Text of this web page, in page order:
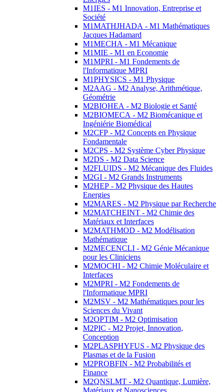
M1IES - M1 Innovation, Entreprise et
Société
M1MATHJHADA - M1 Mathématiques
Jacques Hadamard
M1MECHA - M1 Mécanique
M1MIE - M1 en Economie
M1MPRI - M1 Fondements de
l'Informatique MPRI
M1PHYSICS - M1 Physique
M2AAG - M2 Analyse, Arithmétique,
Géométrie
M2BIOHEA - M2 Biologie et Santé
M2BIOMECA - M2 Biomécanique et
Ingéniérie Biomédical
M2CFP - M2 Concepts en Physique
Fondamentale
M2CPS - M2 Système Cyber Physique
M2DS - M2 Data Science
M2FLUIDS - M2 Mécanique des Fluides
M2GI - M2 Grands Instruments
M2HEP - M2 Physique des Hautes
Energies
M2MARES - M2 Physique par Recherche
M2MATCHEINT - M2 Chimie des
Matériaux et Interfaces
M2MATHMOD - M2 Modélisation
Mathématique
M2MECENCLI - M2 Génie Mécanique
pour les Cliniciens
M2MOCHI - M2 Chimie Moléculaire et
Interfaces
M2MPRI - M2 Fondements de
l'Informatique MPRI
M2MSV - M2 Mathématiques pour les
Sciences du Vivant
M2OPTIM - M2 Optimisation
M2PIC - M2 Projet, Innovation,
Conception
M2PLASPHYFUS - M2 Physique des
Plasmas et de la Fusion
M2PROBFIN - M2 Probabilités et
Finance
M2QNSLMT - M2 Quantique, Lumière,
Matériaux et Nanosciences